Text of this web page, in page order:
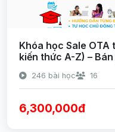
Khóa học Sale
kiến thức A-Z) –
246 bài học 16
6,300,000đ